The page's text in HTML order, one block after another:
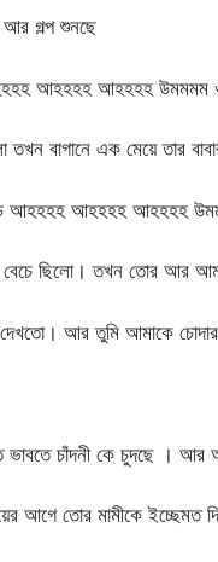
আর গল্প শুনছে
আহহহহ আহহহহ উমমমম
বাগানে এক মেয়ে তার
পচ পচ আহহহহ আহহহহ
ছিলো। তখন তোর আর আমার
দেখতো। আর তুমি আমাকে
ভাবতে চাঁদনী কে চুদছে । আর
আগে তোর মামীকে ইচ্ছেমত